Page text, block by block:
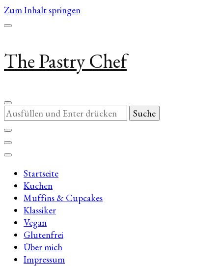
Zum Inhalt springen
The Pastry Chef
Suchst
du
nach
etwas?
Startseite
Kuchen
Muffins & Cupcakes
Klassiker
Vegan
Glutenfrei
Über mich
Impressum